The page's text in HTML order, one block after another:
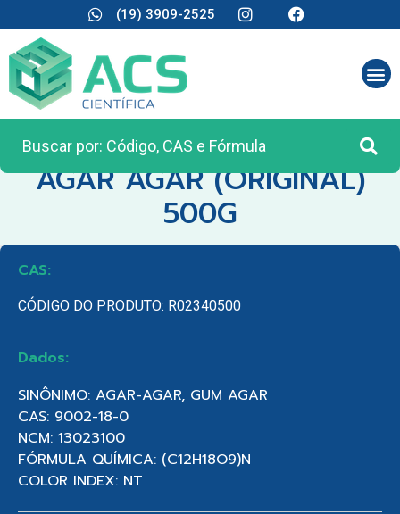
(19) 3909-2525
CATEGORIA:REAGENTES ANALÍTICOS
AGAR AGAR (ORIGINAL)
500G
CAS:
CÓDIGO DO PRODUTO: R02340500
Dados:
SINÔNIMO: AGAR-AGAR, GUM AGAR
CAS: 9002-18-0
NCM: 13023100
FÓRMULA QUÍMICA: (C12H18O9)N
COLOR INDEX: NT